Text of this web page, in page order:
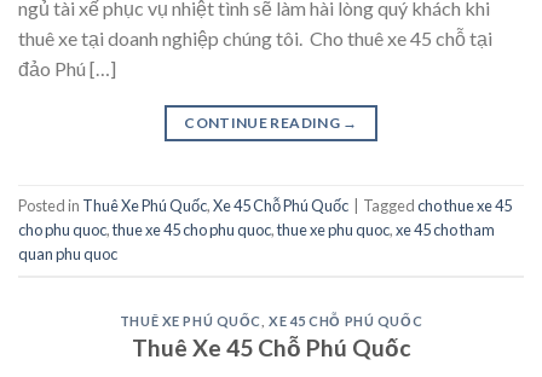
ngủ tài xế phục vụ nhiệt tình sẽ làm hài lòng quý khách khi
thuê xe tại doanh nghiệp chúng tôi. Cho thuê xe 45 chỗ tại
đảo Phú […]
CONTINUE READING →
Posted in Thuê Xe Phú Quốc,Xe 45 Chỗ Phú Quốc Taggedcho thue xe 45
cho phu quoc,thue xe 45 cho phu quoc,thue xe phu quoc,xe 45 cho tham
quan phu quoc
THUÊ XE PHÚ QUỐC XE 45 CHỖ PHÚ QUỐC
Thuê Xe 45 Chỗ Phú Quốc